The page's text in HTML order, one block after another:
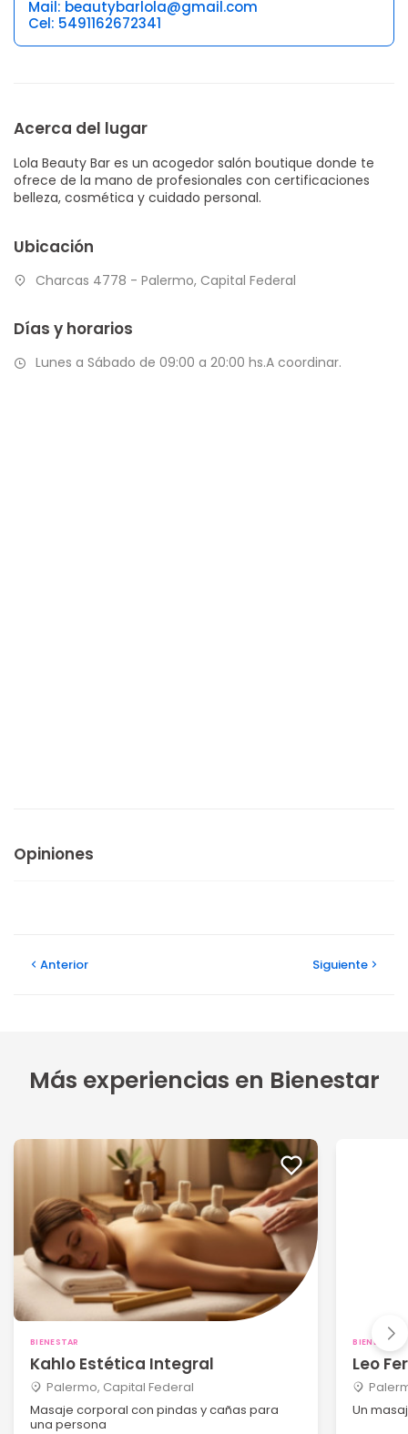
Mail: beautybarlola@gmail.com
Cel: 5491162672341
Acerca del lugar
Lola Beauty Bar es un acogedor salón boutique donde te
ofrece de la mano de profesionales con certificaciones
belleza, cosmética y cuidado personal.
Ubicación
Charcas 4778 - Palermo, Capital Federal
Días y horarios
Lunes a Sábado de 09:00 a 20:00 hs.A coordinar.
Opiniones
Anterior Siguiente
Más experiencias en Bienestar
BIENESTAR
Kahlo Estética Integral
Palermo, Capital Federal
Masaje corporal con pindas y cañas para
una persona
BIENESTAR
Leo
Un